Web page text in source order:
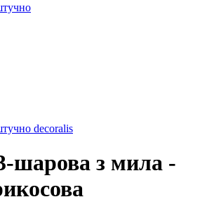
decoralis
шарова з мила -